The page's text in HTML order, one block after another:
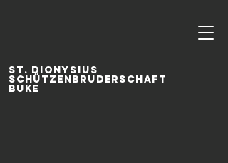
ST. DIONYSIUS
SCHÜTZENBRUDERSCHAFT
BUKE